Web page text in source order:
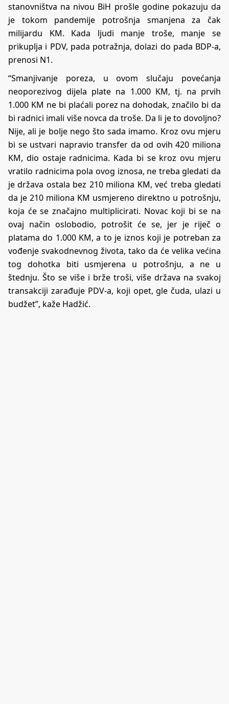
stanovništva na nivou BiH prošle godine pokazuju da
je tokom pandemije potrošnja smanjena za čak
milijardu KM. Kada ljudi manje troše, manje se
prikuplja i PDV, pada potražnja, dolazi do pada BDP-a,
prenosi N1.
“Smanjivanje poreza, u ovom slučaju povećanja
neoporezivog dijela plate na 1.000 KM, tj. na prvih
1.000 KM ne bi plaćali porez na dohodak, značilo bi da
bi radnici imali više novca da troše. Da li je to dovoljno?
Nije, ali je bolje nego što sada imamo. Kroz ovu mjeru
bi se ustvari napravio transfer da od ovih 420 miliona
KM, dio ostaje radnicima. Kada bi se kroz ovu mjeru
vratilo radnicima pola ovog iznosa, ne treba gledati da
je država ostala bez 210 miliona KM, već treba gledati
da je 210 miliona KM usmjereno direktno u potrošnju,
koja će se značajno multiplicirati. Novac koji bi se na
ovaj način oslobodio, potrošit će se, jer je riječ o
platama do 1.000 KM, a to je iznos koji je potreban za
vođenje svakodnevnog života, tako da će velika većina
tog dohotka biti usmjerena u potrošnju, a ne u
štednju. Što se više i brže troši, više država na svakoj
transakciji zarađuje PDV-a, koji opet, gle čuda, ulazi u
budžet”, kaže Hadžić.